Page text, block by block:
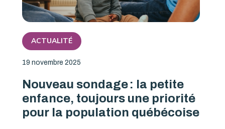
ACTUALITÉ
19 novembre 2025
Nouveau sondage : la petite
enfance, toujours une priorité
pour la population québécoise